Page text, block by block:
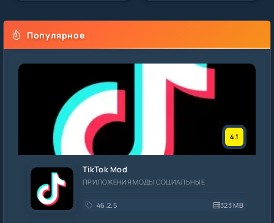
Популярное
4.1
TikTok Mod
ПРИЛОЖЕНИЯ МОДЫ СОЦИАЛЬНЫЕ
46.2.5 323 MB